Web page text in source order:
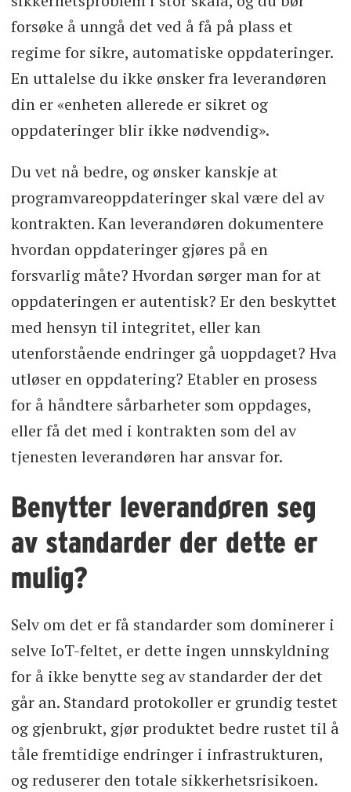
forsøke å unngå det ved å få på plass et
regime for sikre, automatiske oppdateringer.
En uttalelse du ikke ønsker fra leverandøren
din er «enheten allerede er sikret og
oppdateringer blir ikke nødvendig».
Du vet nå bedre, og ønsker kanskje at
programvareoppdateringer skal være del av
kontrakten. Kan leverandøren dokumentere
hvordan oppdateringer gjøres på en
forsvarlig måte? Hvordan sørger man for at
oppdateringen er autentisk? Er den beskyttet
med hensyn til integritet, eller kan
utenforstående endringer gå uoppdaget? Hva
utløser en oppdatering? Etabler en prosess
for å håndtere sårbarheter som oppdages,
eller få det med i kontrakten som del av
tjenesten leverandøren har ansvar for.
Benytter leverandøren seg
av standarder der dette er
mulig?
Selv om det er få standarder som dominerer i
selve IoT-feltet, er dette ingen unnskyldning
for å ikke benytte seg av standarder der det
går an. Standard protokoller er grundig testet
og gjenbrukt, gjør produktet bedre rustet til å
tåle fremtidige endringer i infrastrukturen,
og reduserer den totale sikkerhetsrisikoen.